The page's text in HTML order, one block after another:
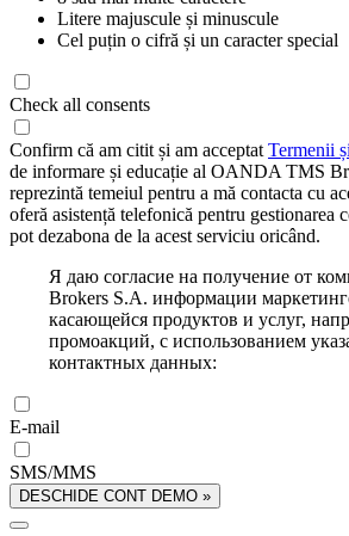
Litere majuscule și minuscule
Cel puțin o cifră și un caracter special
Check all consents
Confirm că am citit și am acceptat Termenii
de informare și educație al OANDA TMS
reprezintă temeiul pentru a mă contacta cu
oferă asistență telefonică pentru gestionarea
pot dezabona de la acest serviciu oricând.
Я даю согласие на получение от
Brokers S.A. информации
касающейся продуктов и услуг,
промоакций, с использованием
контактных данных:
E-mail
SMS/MMS
DESCHIDE CONT DEMO »